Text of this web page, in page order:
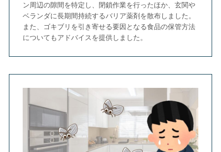
ン周辺の隙間を特定し、閉鎖作業を行ったほか、玄関や
ベランダに長期間持続するバリア薬剤を散布しました。
また、ゴキブリを引き寄せる要因となる食品の保管方法
についてもアドバイスを提供しました。